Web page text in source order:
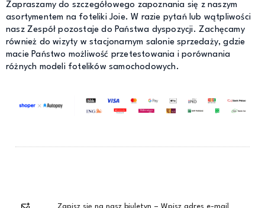
Zapraszamy do szczegółowego zapoznania się z naszym
asortymentem na foteliki Joie. W razie pytań lub wątpliwości
nasz Zespół pozostaje do Państwa dyspozycji. Zachęcamy
również do wizyty w stacjonarnym salonie sprzedaży, gdzie
macie Państwo możliwość przetestowania i porównania
różnych modeli fotelików samochodowych.
Zapisz się na nasz biuletyn – Wpisz adres e-mail